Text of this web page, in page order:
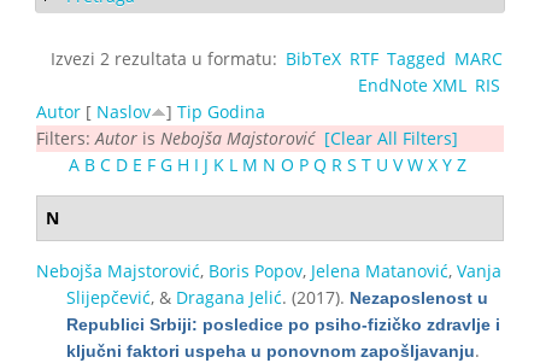
Izvezi 2 rezultata u formatu: BibTeX RTF Tagged MARC
EndNote XML
RIS
Autor [ Naslov ] Tip Godina
Filters: Autor is Nebojša Majstorović [Clear All Filters]
A B C D E F G H I J K L M N O P Q R S T U V W X Y Z
N
Nebojša Majstorović, Boris Popov, Jelena Matanović, Vanja
Slijepčević, & Dragana Jelić. (2017). Nezaposlenost u
Republici Srbiji: posledice po psiho-fizičko zdravlje i
ključni faktori uspeha u ponovnom zapošljavanju.